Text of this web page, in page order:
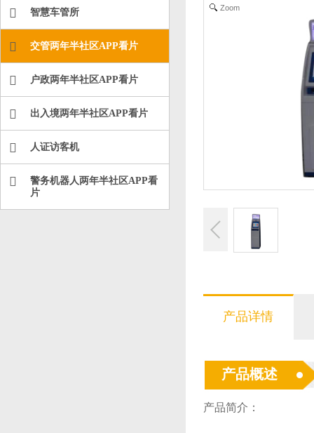
智慧车管所
交管两年半社区APP看片
户政两年半社区APP看片
出入境两年半社区APP看片
人证访客机
警务机器人两年半社区APP看
片
Zoom
产品详情
产品概述
产品简介：